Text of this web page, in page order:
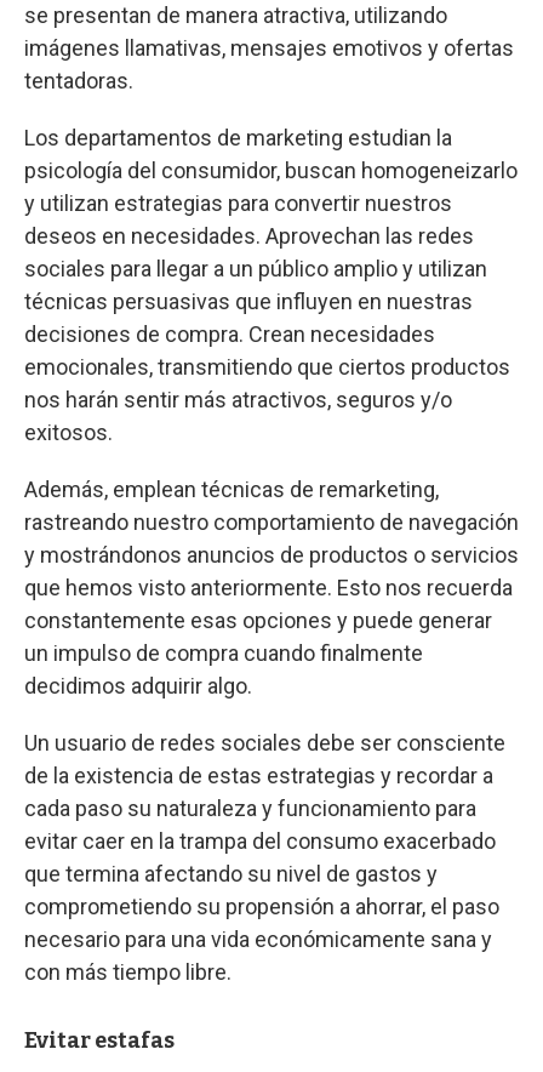
se presentan de manera atractiva, utilizando
imágenes llamativas, mensajes emotivos y ofertas
tentadoras.
Los departamentos de marketing estudian la
psicología del consumidor, buscan homogeneizarlo
y utilizan estrategias para convertir nuestros
deseos en necesidades. Aprovechan las redes
sociales para llegar a un público amplio y utilizan
técnicas persuasivas que influyen en nuestras
decisiones de compra. Crean necesidades
emocionales, transmitiendo que ciertos productos
nos harán sentir más atractivos, seguros y/o
exitosos.
Además, emplean técnicas de remarketing,
rastreando nuestro comportamiento de navegación
y mostrándonos anuncios de productos o servicios
que hemos visto anteriormente. Esto nos recuerda
constantemente esas opciones y puede generar
un impulso de compra cuando finalmente
decidimos adquirir algo.
Un usuario de redes sociales debe ser consciente
de la existencia de estas estrategias y recordar a
cada paso su naturaleza y funcionamiento para
evitar caer en la trampa del consumo exacerbado
que termina afectando su nivel de gastos y
comprometiendo su propensión a ahorrar, el paso
necesario para una vida económicamente sana y
con más tiempo libre.
Evitar estafas